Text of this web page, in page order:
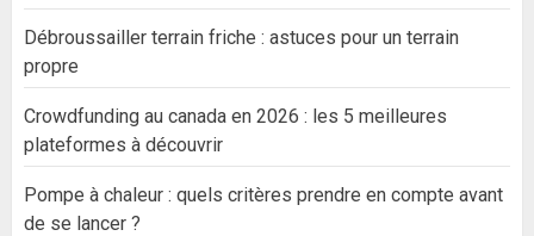
Débroussailler terrain friche : astuces pour un terrain
propre
Crowdfunding au canada en 2026 : les 5 meilleures
plateformes à découvrir
Pompe à chaleur : quels critères prendre en compte avant
de se lancer ?